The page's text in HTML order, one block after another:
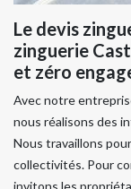
Le devis
zinguerie
et zéro
Avec notre
nous réalisons des
Nous travaillons
collectivités. Pour
invitons les